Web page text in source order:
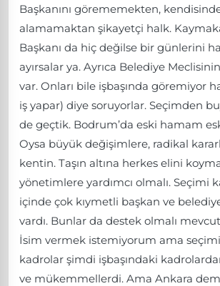
Başkanını görememekten,
alamamaktan şikayetçi halk.
Başkanı da hiç değilse bir günlerini
ayırsalar ya. Ayrıca Belediye
var. Onları bile işbaşında göremiyor
iş yapar) diye soruyorlar. Seçimden
de geçtik. Bodrum’da eski hamam
Oysa büyük değişimlere, radikal
kentin. Taşın altına herkes elini
yönetimlere yardımcı olmalı. Seçimi
içinde çok kıymetli başkan ve
vardı. Bunlar da destek olmalı
İsim vermek istemiyorum ama
kadrolar şimdi işbaşındaki
ve mükemmellerdi. Ama Ankara